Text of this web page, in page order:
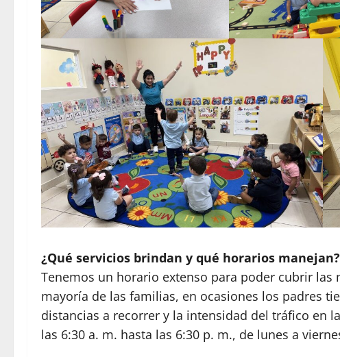
¿Qué servicios brindan y qué horarios manejan?
Tenemos un horario extenso para poder cubrir las
mayoría de las familias, en ocasiones los padres
distancias a recorrer y la intensidad del tráfico en
las 6:30 a. m. hasta las 6:30 p. m., de lunes a